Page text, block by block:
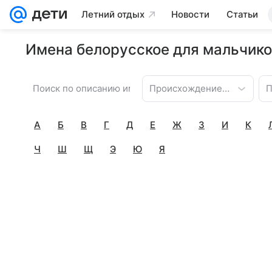
Летний отдых Новости Статьи
Имена белорусское для
Происхождение имени
А Б В Г Д Е Ж З И К
Ч Ш Щ Э Ю Я